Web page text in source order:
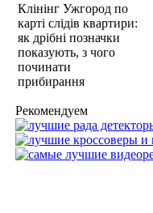
Клінінг Ужгород по
карті слідів квартири:
як дрібні позначки
показують, з чого
починати
прибирання
Рекомендуем